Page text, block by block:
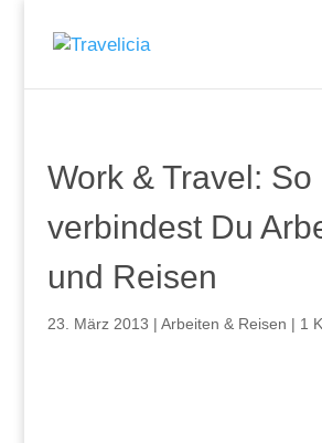
Work & Travel: So
verbindest Du
und Reisen
23. März 2013 | Arbeiten & Reisen | 1